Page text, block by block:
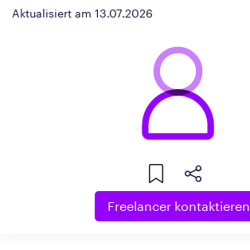
Aktualisiert am 13.07.2026
Freelancer kontaktieren